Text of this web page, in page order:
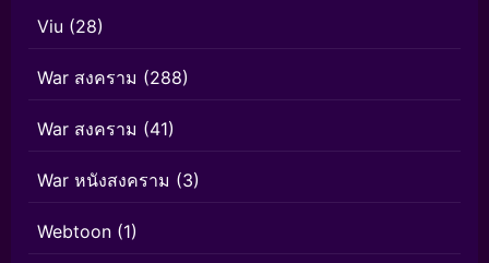
Viu (28)
War สงคราม (288)
War สงคราม (41)
War หนังสงคราม (3)
Webtoon (1)